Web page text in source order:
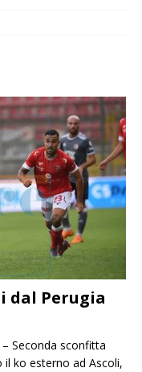
Perugia
Seconda sconfitta
il ko esterno ad Ascoli,